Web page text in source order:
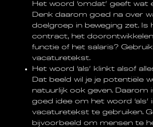
Het woord ‘omdat’ geeft wat
Denk daarom goed na over
doelgroep in beweging zet. Is
contract, het
functie of het salaris?
vacaturetekst.
Het woord ‘als’ klinkt alsof
Dat beeld wil je je potentiële
natuurlijk ook geven. Daarom
goed idee om het woord ‘als’
vacaturetekst te gebruiken.
bijvoorbeeld om mensen te